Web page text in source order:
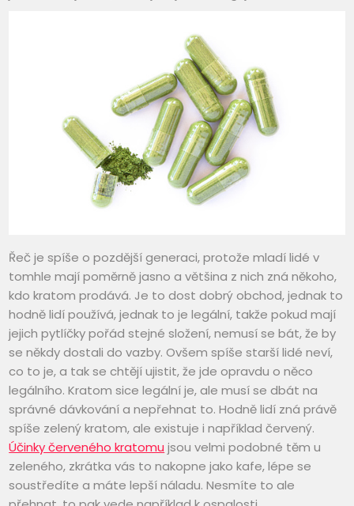
Řeč je spíše o pozdější generaci, protože mladí lidé v
tomhle mají poměrně jasno a většina z nich zná někoho,
kdo kratom prodává. Je to dost dobrý obchod, jednak to
hodně lidí používá, jednak to je legální, takže pokud mají
jejich pytlíčky pořád stejné složení, nemusí se bát, že by
se někdy dostali do vazby. Ovšem spíše starší lidé neví,
co to je, a tak se chtějí ujistit, že jde opravdu o něco
legálního. Kratom sice legální je, ale musí se dbát na
správné dávkování a nepřehnat to.Hodně lidí zná právě
spíše zelený kratom, ale existuje i například červený.
Účinky červeného kratomu jsou velmi podobné těm u
zeleného, zkrátka vás to nakopne jako kafe, lépe se
soustředíte a máte lepší náladu. Nesmíte to ale